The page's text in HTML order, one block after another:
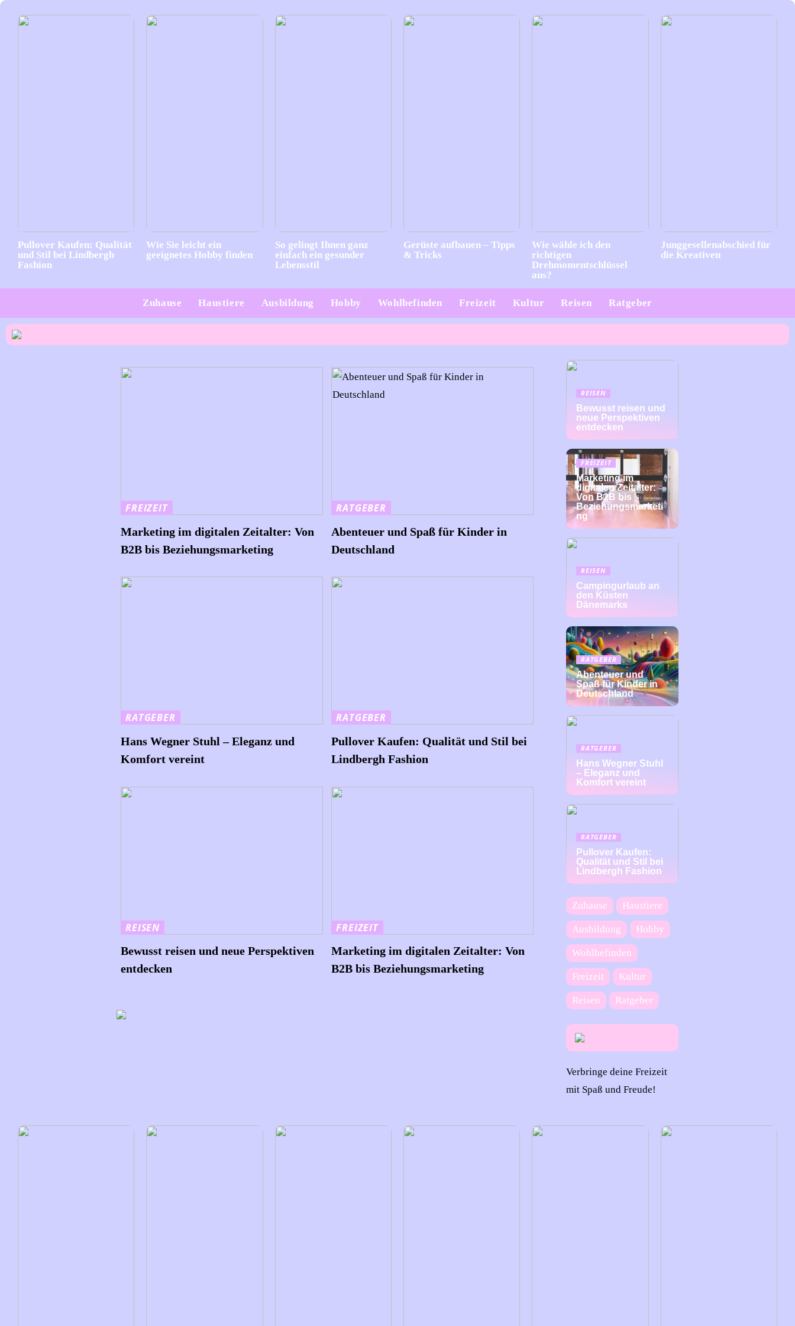
Pullover Kaufen: Qualität
und Stil bei Lindbergh
Fashion
Wie Sie leicht ein
geeignetes Hobby finden
So gelingt Ihnen ganz
einfach ein gesunder
Lebensstil
Gerüste aufbauen – Tipps
& Tricks
Wie wähle ich den
richtigen
Drehmomentschlüssel
aus?
Junggesellenabschied für
die Kreativen
Zuhause Haustiere Ausbildung Hobby Wohlbefinden Freizeit Kultur Reisen Ratgeber
FREIZEIT
Marketing im digitalen Zeitalter: Von
B2B bis Beziehungsmarketing
RATGEBER
Abenteuer und Spaß für Kinder in
Deutschland
RATGEBER
Hans Wegner Stuhl – Eleganz und
Komfort vereint
RATGEBER
Pullover Kaufen: Qualität und Stil bei
Lindbergh Fashion
REISEN
Bewusst reisen und neue Perspektiven
entdecken
FREIZEIT
Marketing im digitalen Zeitalter: Von
B2B bis Beziehungsmarketing
REISEN
Bewusst reisen und
neue Perspektiven
entdecken
FREIZEIT
Marketing im
digitalen Zeitalter:
Von B2B bis
Beziehungsmarketi
ng
REISEN
Campingurlaub an
den Küsten
Dänemarks
RATGEBER
Abenteuer und
Spaß für Kinder in
Deutschland
RATGEBER
Hans Wegner Stuhl
– Eleganz und
Komfort vereint
RATGEBER
Pullover Kaufen:
Qualität und Stil bei
Lindbergh Fashion
Zuhause Haustiere
Ausbildung Hobby
Wohlbefinden
Freizeit Kultur
Reisen Ratgeber
Verbringe deine Freizeit
mit Spaß und Freude!